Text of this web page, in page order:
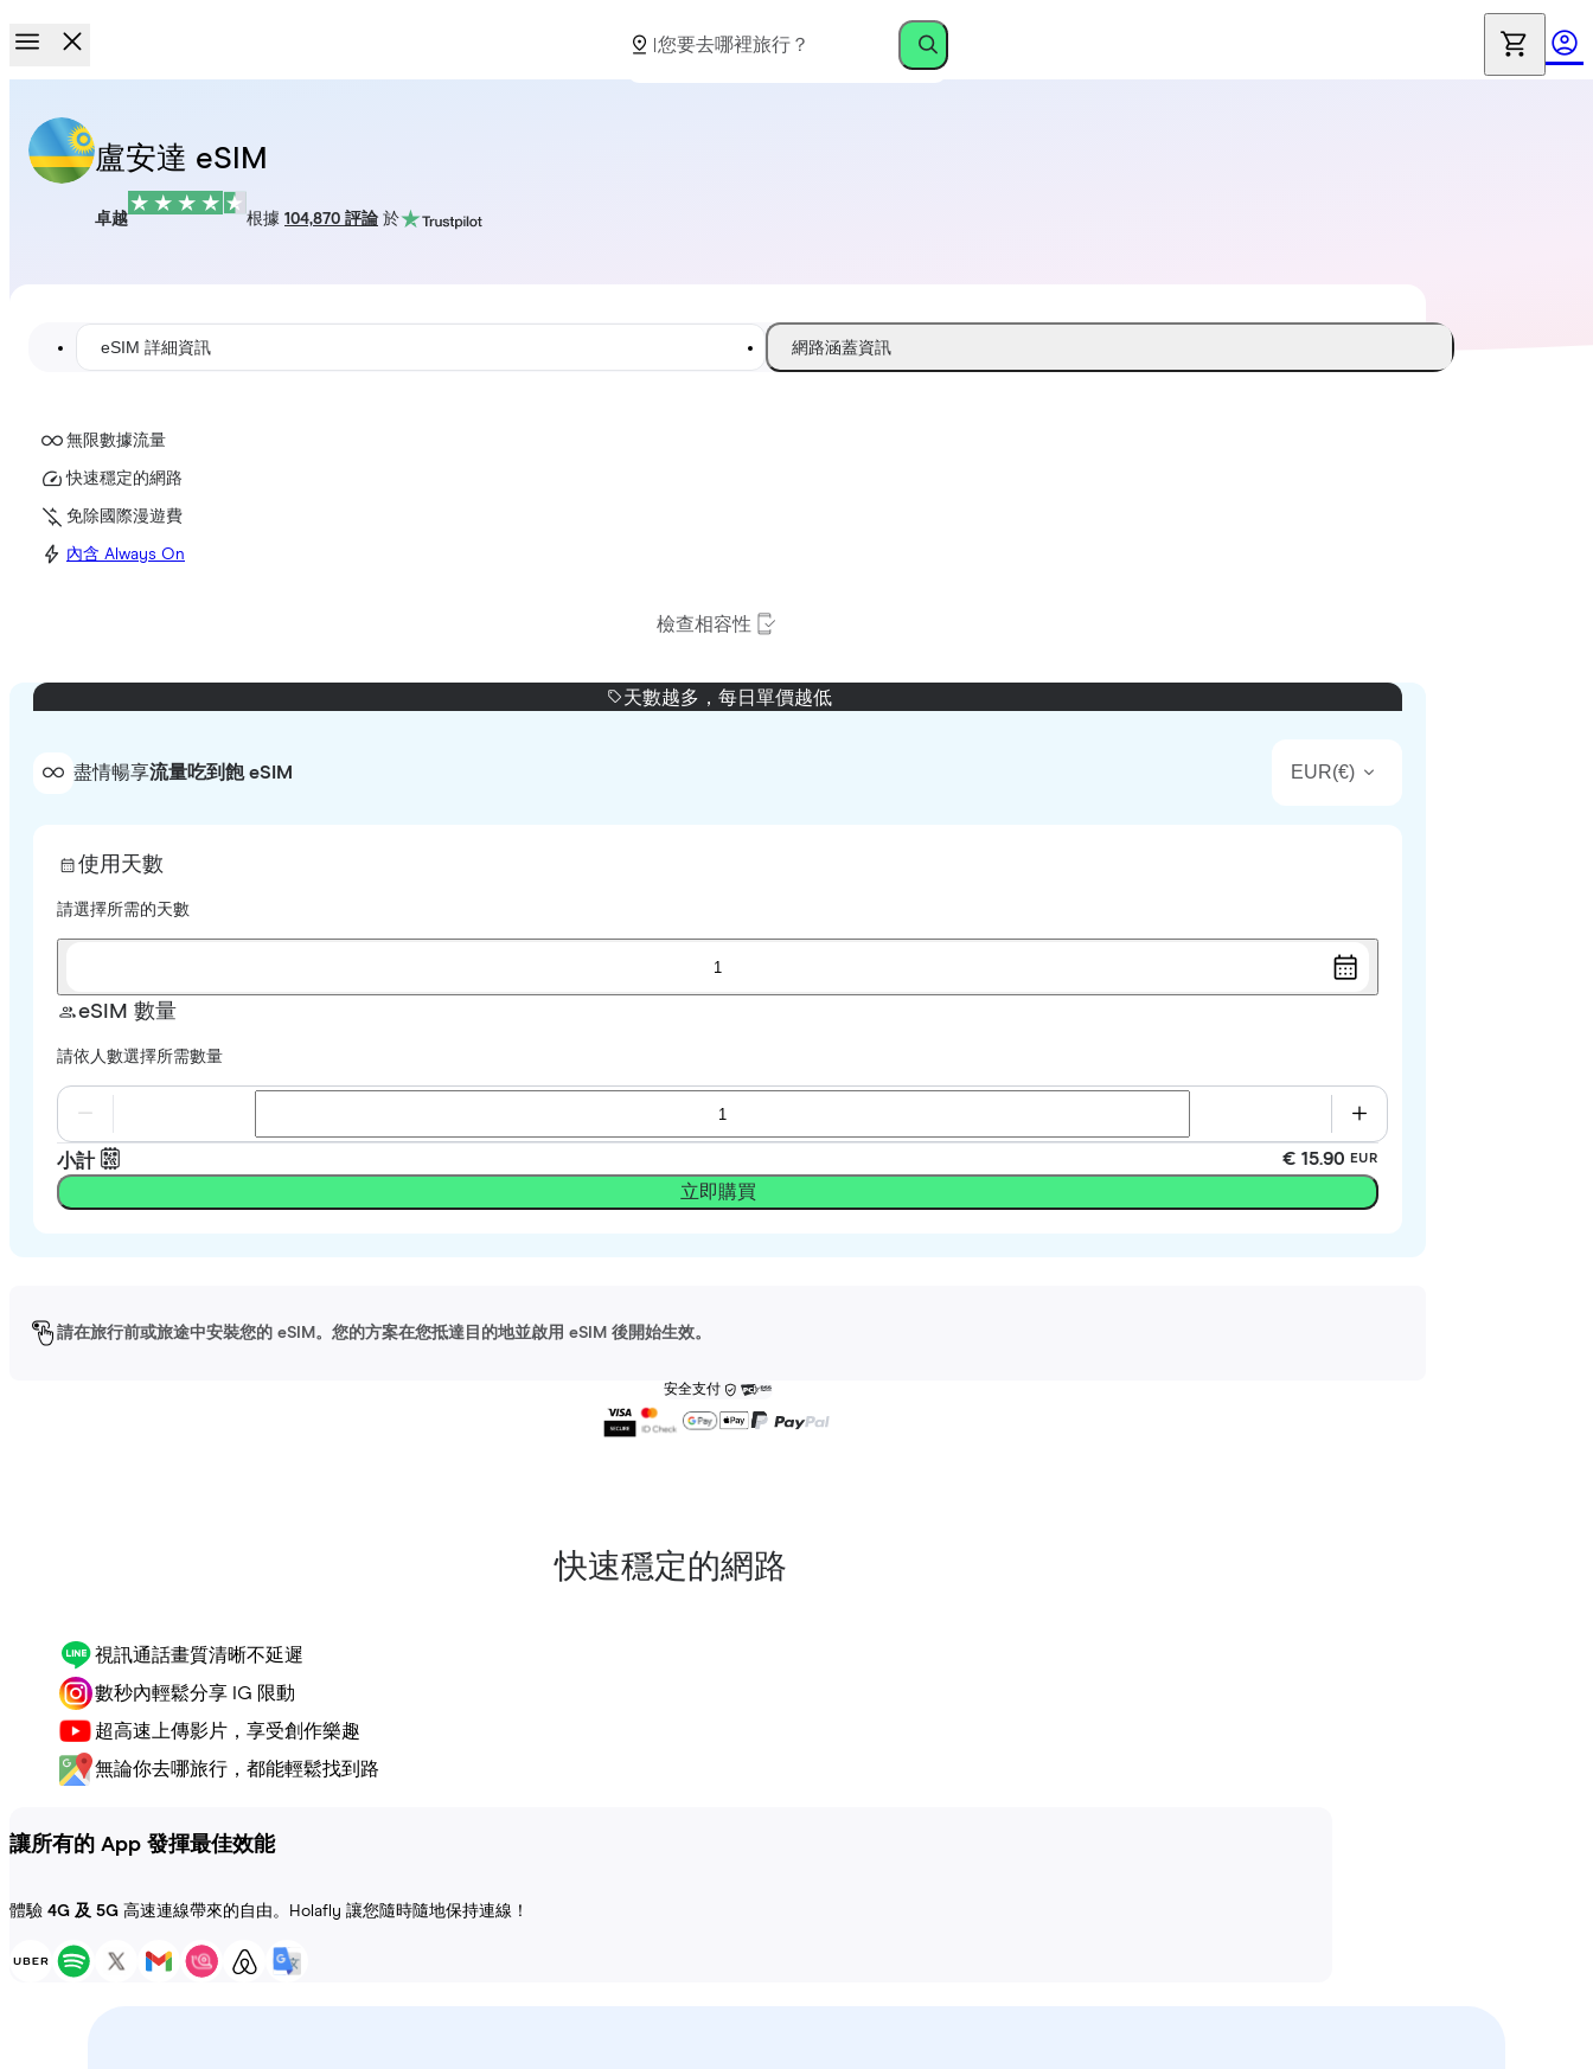
盧安達 eSIM
卓越 根據 104,870 評論 於
eSIM 詳細資訊 網路涵蓋資訊
無限數據流量
快速穩定的網路
免除國際漫遊費
內含 Always On
檢查相容性
天數越多，每日單價越低
盡情暢享流量吃到飽 eSIM EUR(€)
使用天數
請選擇所需的天數
1
eSIM 數量
請依人數選擇所需數量
小計 € 15.90 EUR
立即購買
請在旅行前或旅途中安裝您的 eSIM。您的方案在您抵達目的地並啟用 eSIM 後開始生效。
安全支付
快速穩定的網路
視訊通話畫質清晰不延遲
數秒內輕鬆分享 IG 限動
超高速上傳影片，享受創作樂趣
無論你去哪旅行，都能輕鬆找到路
讓所有的 App 發揮最佳效能
體驗 4G 及 5G 高速連線帶來的自由。Holafly 讓您隨時隨地保持連線！